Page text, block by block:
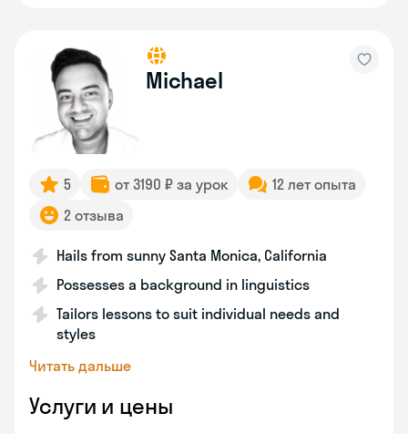
Michael
5 от 3190 ₽ за урок
12 лет опыта
2 отзыва
Hails from sunny Santa Monica, California
Possesses a background in linguistics
Tailors lessons to suit individual needs and
styles
Читать дальше
Услуги и цены